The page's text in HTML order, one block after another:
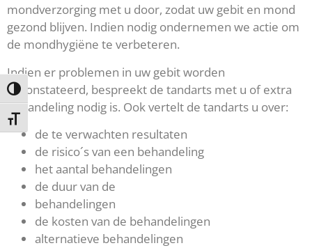
Keuze voor hoog contrast
Kies grootte van het lettertype
mondverzorging met u door, zodat uw gebit en mond
gezond blijven. Indien nodig ondernemen we actie om
de mondhygiëne te verbeteren.
Indien er problemen in uw gebit worden
geconstateerd, bespreekt de tandarts met u of extra
behandeling nodig is. Ook vertelt de tandarts u over:
de te verwachten resultaten
de risico´s van een behandeling
het aantal behandelingen
de duur van de
behandelingen
de kosten van de behandelingen
alternatieve behandelingen